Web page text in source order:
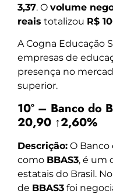
3,37. O volume
reais totalizou R$
A Cogna Educação
empresas de
presença no
superior.
10º – Banco do
20,90 ↑2,60%
Descrição: O Banco
como BBAS3, é um
estatais do Brasil.
de BBAS3 foi